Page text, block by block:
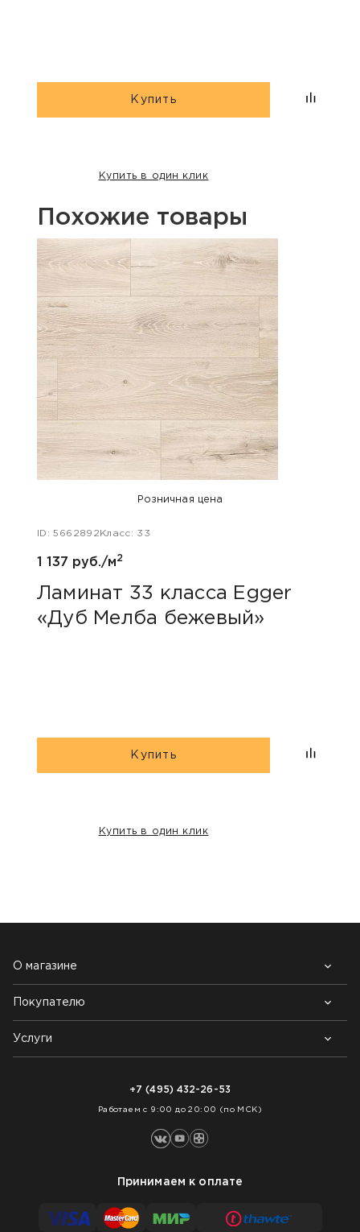
Купить
Купить в один клик
Похожие товары
Розничная цена
ID: 5662892 Класс: 33
1 137 руб./м2
Ламинат 33 класса Egger
«Дуб Мелба бежевый»
Купить
Купить в один клик
О магазине
Почему выбирают нас
Контакты
Блог
Покупателю
Возврат товара
Как заказать
Услуги
+7 (495) 432-26-53
Работаем с 9:00 до 20:00 (по МСК)
Принимаем к оплате